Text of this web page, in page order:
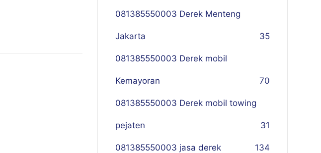
081385550003 Derek Menteng
Jakarta 35
081385550003 Derek mobil
Kemayoran 70
081385550003 Derek mobil towing
pejaten 31
081385550003 jasa derek 134